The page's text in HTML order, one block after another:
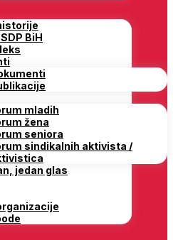
BiH
mladih
žena
seniora
sindikalnih aktivista /
jedan glas